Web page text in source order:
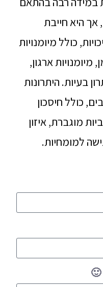
היא חייבת
כולל מיומנויות
מיומנויות ארגון,
בעיות. היתרונות
כולל חיסכון
מוגברת, איזון
למומחיות.